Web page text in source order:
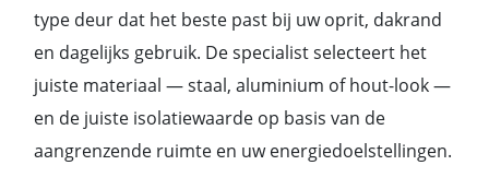
type deur dat het beste past bij uw oprit, dakrand
en dagelijks gebruik. De specialist selecteert het
juiste materiaal — staal, aluminium of hout-look —
en de juiste isolatiewaarde op basis van de
aangrenzende ruimte en uw energiedoelstellingen.